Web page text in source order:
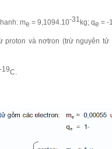
me = 9,1094.10-31 kg; qe = -
proton và nơtron (trừ nguyên tử
-19C.